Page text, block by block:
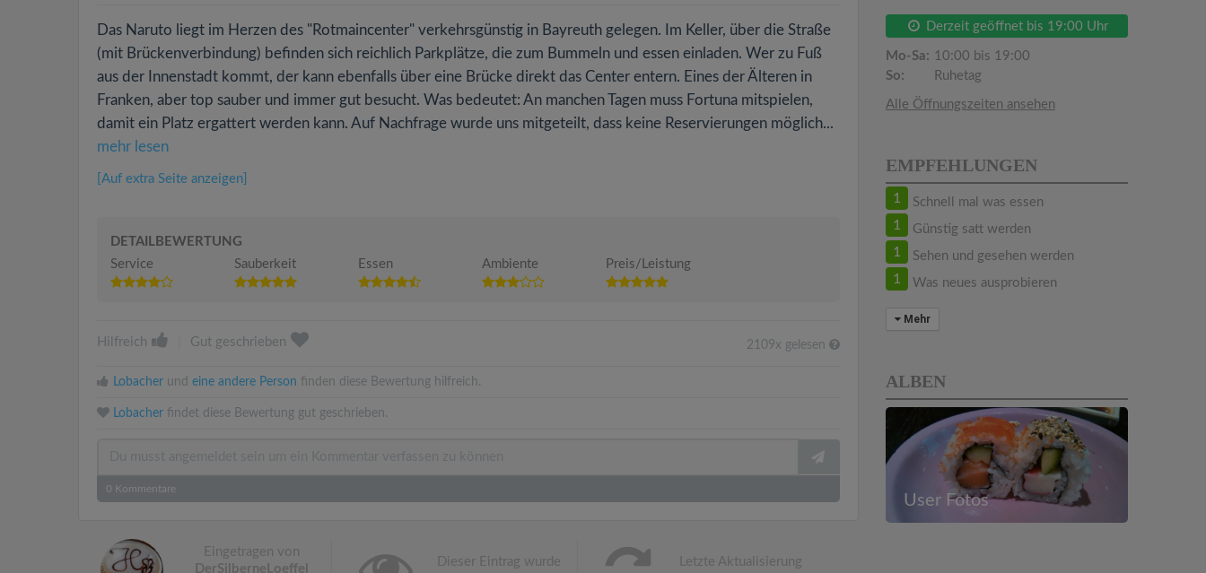
Das Naruto liegt im Herzen des "Rotmaincenter" verkehrsgünstig in Bayreuth gelegen. Im Keller, über die Straße
(mit Brückenverbindung) befinden sich reichlich Parkplätze, die zum Bummeln und essen einladen. Wer zu Fuß
aus der Innenstadt kommt, der kann ebenfalls über eine Brücke direkt das Center entern. Eines der Älteren in
Franken, aber top sauber und immer gut besucht. Was bedeutet: An manchen Tagen muss Fortuna mitspielen,
damit ein Platz ergattert werden kann. Auf Nachfrage wurde uns mitgeteilt, dass keine Reservierungen möglich...
mehr lesen
[Auf extra Seite anzeigen]
DETAILBEWERTUNG
Service
Sauberkeit Essen Ambiente Preis/Leistung
Hilfreich Gut geschrieben 2109x gelesen
Lobacher und eine andere Person finden diese Bewertung hilfreich.
Lobacher findet diese Bewertung gut geschrieben.
0 Kommentare
Eingetragen von
DerSilberneLoeffel
Dieser Eintrag wurde
Letzte Aktualisierung
Derzeit geöffnet bis 19:00 Uhr
Mo-Sa: 10:00 bis 19:00
So:
Ruhetag
Alle Öffnungszeiten ansehen
EMPFEHLUNGEN
1 Schnell mal was essen
1 Günstig satt werden
1 Sehen und gesehen werden
1 Was neues ausprobieren
Mehr
ALBEN
User Fotos